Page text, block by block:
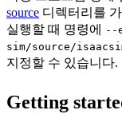
source 디렉터리를
실행할 때 명령에
--
sim/source/
지정할 수 있습니다.
Getting